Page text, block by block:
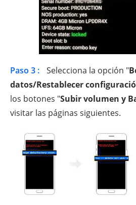
Paso 3 : Selecciona la opción "
datos/Restablecer
los botones "Subir volumen y
visitar las páginas siguientes.